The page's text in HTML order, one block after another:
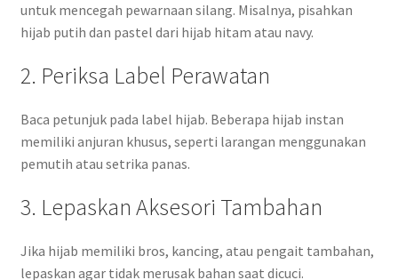
untuk mencegah pewarnaan silang. Misalnya, pisahkan
hijab putih dan pastel dari hijab hitam atau navy.
2. Periksa Label Perawatan
Baca petunjuk pada label hijab. Beberapa hijab instan
memiliki anjuran khusus, seperti larangan menggunakan
pemutih atau setrika panas.
3. Lepaskan Aksesori Tambahan
Jika hijab memiliki bros, kancing, atau pengait tambahan,
lepaskan agar tidak merusak bahan saat dicuci.